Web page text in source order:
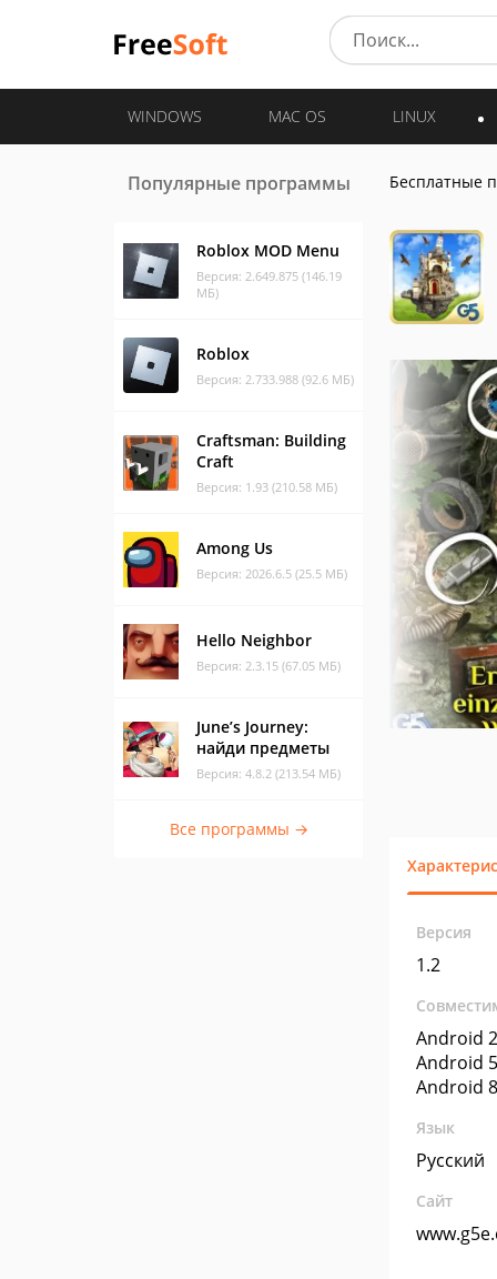
WINDOWS MAC OS LINUX
Популярные программы
Roblox MOD Menu
Версия: 2.649.875 (146.19
МБ)
Roblox
Версия: 2.733.988 (92.6 МБ)
Craftsman: Building
Craft
Версия: 1.93 (210.58 МБ)
Among Us
Версия: 2026.6.5 (25.5 МБ)
Hello Neighbor
Версия: 2.3.15 (67.05 МБ)
June’s Journey:
найди предметы
Версия: 4.8.2 (213.54 МБ)
Все программы →
Бесплатные
Версия
1.2
Android
Android
Android
Язык
Русский
Сайт